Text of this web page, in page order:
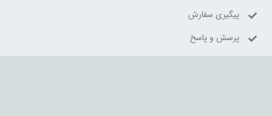
پیگیری سفارش
پرسش و پاسخ